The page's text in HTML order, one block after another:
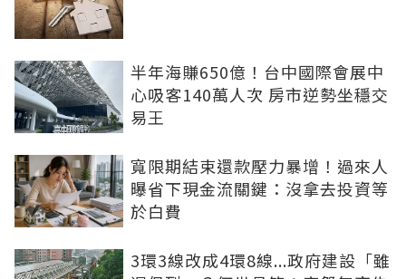
半年海賺650億！台中國際會展中
心吸客140萬人次 房市逆勢坐穩交
易王
寬限期結束還款壓力暴增！過來人
曝省下現金流關鍵：沒拿去投資等
於白費
3環3線改成4環8線...政府建設「雖